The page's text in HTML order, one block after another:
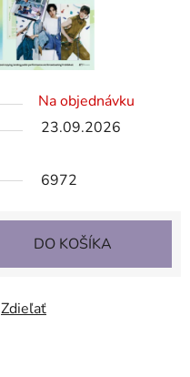
Na objednávku
23.09.2026
6972
DO KOŠÍKA
Zdieľať